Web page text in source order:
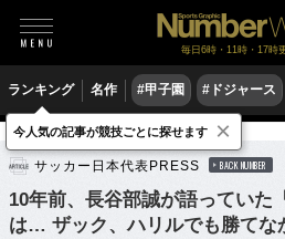
毎日6時・11時・17時
ランキング 名作 #甲子園 #ドジャース
サッカー サッカー日本代表
サッカー日本代表PRESS BACK NUMBER
10年前、長谷部誠が語っていた
は… ザック、ハリルでも勝てな
今人気の記事が競技ごとに探せます ×